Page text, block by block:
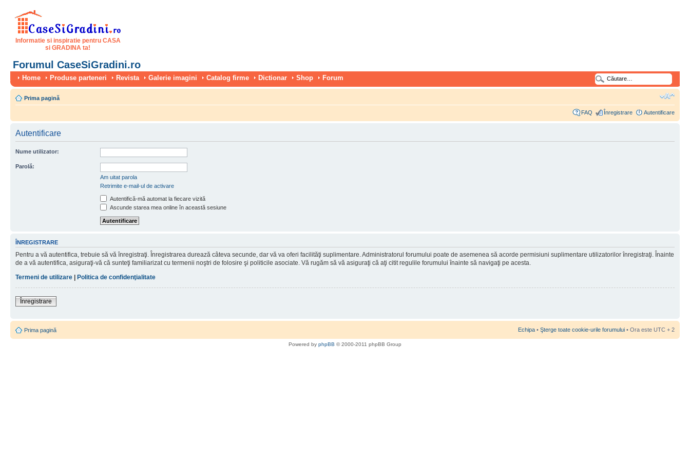
Informatie si inspiratie pentru CASA
si GRADINA ta!
Forumul CaseSiGradini.ro
Home Produse parteneri Revista Galerie imagini Catalog firme Dictionar Shop Forum
Prima pagină
FAQ Înregistrare Autentificare
Autentificare
Nume utilizator:
Parolă:
Am uitat parola
Retrimite e-mail-ul de activare
Autentifică-mă automat la fiecare vizită
Ascunde starea mea online în această sesiune
ÎNREGISTRARE
Pentru a vă autentifica, trebuie să vă înregistraţi. Înregistrarea durează câteva secunde, dar vă va oferi facilităţi suplimentare. Administratorul forumului poate de asemenea să acorde permisiuni suplimentare utilizatorilor înregistraţi. Înainte
de a vă autentifica, asiguraţi-vă că sunteţi familiarizat cu termenii noştri de folosire şi politicile asociate. Vă rugăm să vă asiguraţi că aţi citit regulile forumului înainte să navigaţi pe acesta.
Termeni de utilizare | Politica de confidenţialitate
Înregistrare
Prima pagină Echipa • Şterge toate cookie-urile forumului • Ora este UTC + 2
Powered by phpBB © 2000-2011 phpBB Group